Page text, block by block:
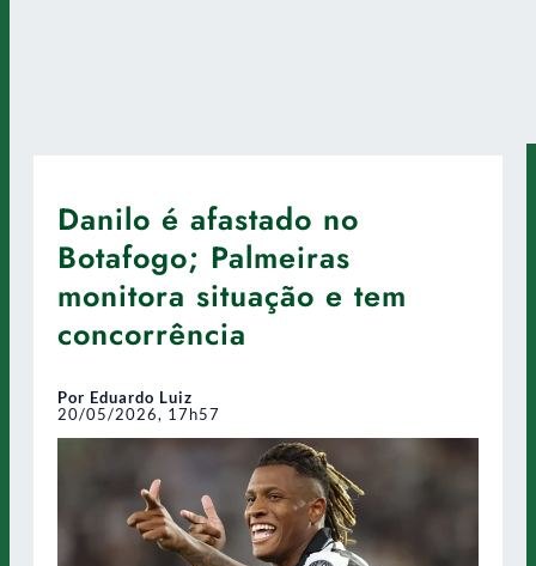
Danilo é afastado no
Botafogo; Palmeiras
monitora situação e tem
concorrência
Por Eduardo Luiz
20/05/2026, 17h57